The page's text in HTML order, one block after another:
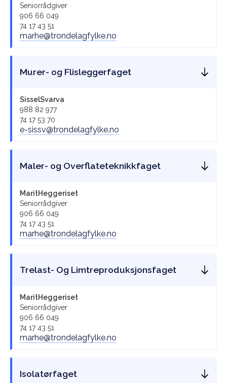
Seniorrådgiver
906 66 049
74 17 43 51
marhe@trondelagfylke.no
Murer- og Flisleggerfaget
SisselSvarva
988 82 977
74 17 53 70
e-sissv@trondelagfylke.no
Maler- og Overflateteknikkfaget
MaritHeggeriset
Seniorrådgiver
906 66 049
74 17 43 51
marhe@trondelagfylke.no
Trelast- Og Limtreproduksjonsfaget
MaritHeggeriset
Seniorrådgiver
906 66 049
74 17 43 51
marhe@trondelagfylke.no
Isolatørfaget